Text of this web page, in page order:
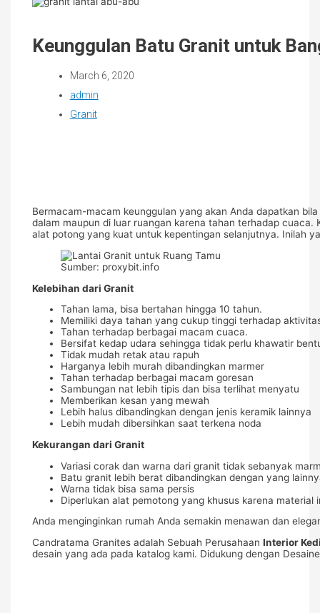
Keunggulan Batu Granit untuk
March 6, 2020
admin
Granit
Bermacam-macam keunggulan yang akan Anda dapatkan
dalam maupun di luar ruangan karena tahan terhadap
alat potong yang kuat untuk kepentingan selanjutnya. Inilah
Sumber: proxybit.info
Kelebihan dari Granit
Tahan lama, bisa bertahan hingga 10 tahun.
Memiliki daya tahan yang cukup tinggi terhadap
Tahan terhadap berbagai macam cuaca.
Bersifat kedap udara sehingga tidak perlu khawatir
Tidak mudah retak atau rapuh
Harganya lebih murah dibandingkan marmer
Tahan terhadap berbagai macam goresan
Sambungan nat lebih tipis dan bisa terlihat menyatu
Memberikan kesan yang mewah
Lebih halus dibandingkan dengan jenis keramik lainnya
Lebih mudah dibersihkan saat terkena noda
Kekurangan dari Granit
Variasi corak dan warna dari granit tidak sebanyak
Batu granit lebih berat dibandingkan dengan yang
Warna tidak bisa sama persis
Diperlukan alat pemotong yang khusus karena material
Anda menginginkan rumah Anda semakin menawan dan
Candratama Granites adalah Sebuah Perusahaan Interior
desain yang ada pada katalog kami. Didukung dengan